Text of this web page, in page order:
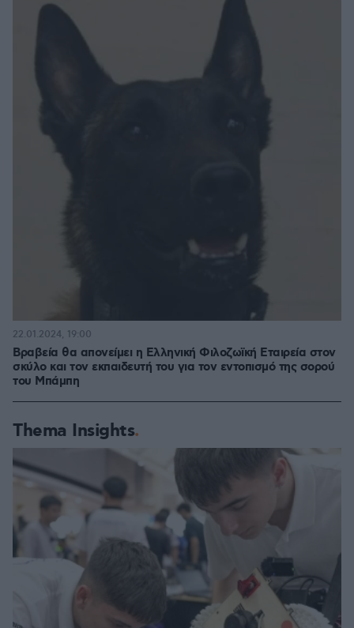
Βραβεία θα απονείμει η Ελληνική Φιλοζωϊκή Εταιρεία στον
σκύλο και τον εκπαιδευτή του για τον εντοπισμό της σορού
του Μπάμπη
22.01.2024, 19:00
Thema Insights